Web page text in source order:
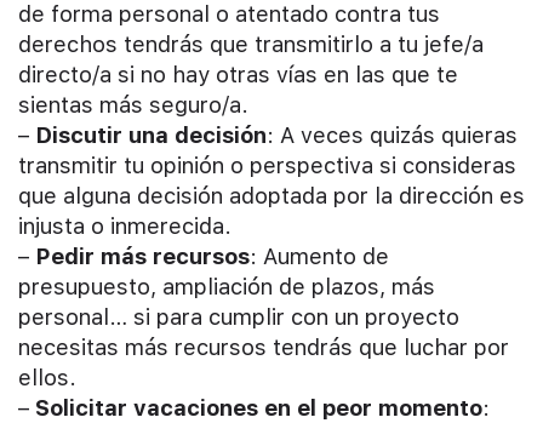
de forma personal o atentado contra tus
derechos tendrás que transmitirlo a tu jefe/a
directo/a si no hay otras vías en las que te
sientas más seguro/a.
– Discutir una decisión: A veces quizás quieras
transmitir tu opinión o perspectiva si consideras
que alguna decisión adoptada por la dirección es
injusta o inmerecida.
– Pedir más recursos: Aumento de
presupuesto, ampliación de plazos, más
personal… si para cumplir con un proyecto
necesitas más recursos tendrás que luchar por
ellos.
– Solicitar vacaciones en el peor momento: